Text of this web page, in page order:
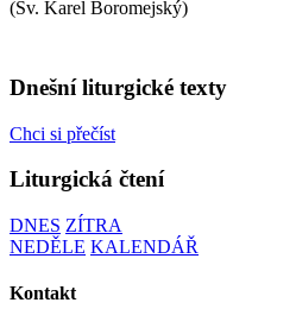
(Sv. Karel Boromejský)
Dnešní liturgické texty
Chci si přečíst
Liturgická čtení
DNES ZÍTRA
NEDĚLE KALENDÁŘ
Kontakt